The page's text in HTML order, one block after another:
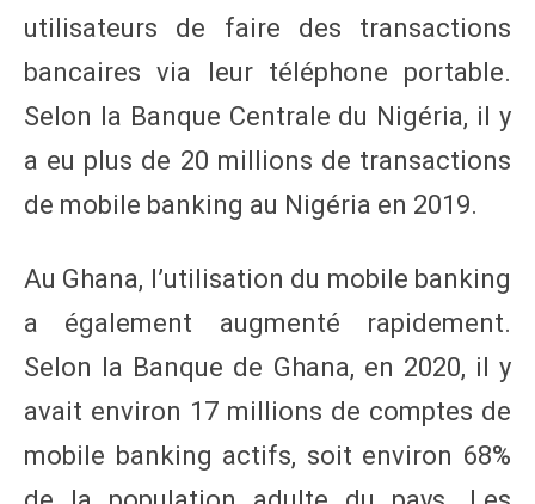
utilisateurs de faire des transactions
bancaires via leur téléphone portable.
Selon la Banque Centrale du Nigéria, il y
a eu plus de 20 millions de transactions
de mobile banking au Nigéria en 2019.
Au Ghana, l’utilisation du mobile banking
a également augmenté rapidement.
Selon la Banque de Ghana, en 2020, il y
avait environ 17 millions de comptes de
mobile banking actifs, soit environ 68%